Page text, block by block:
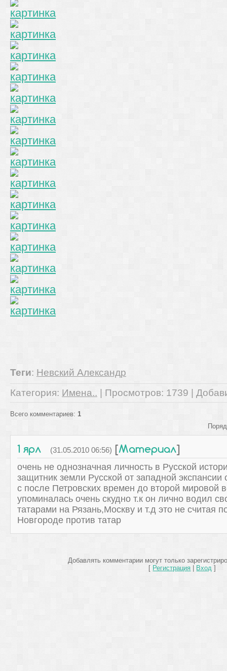
Теги: Невский Александр
Категория: Имена.. Просмотров: 1739 |
Всего комментариев: 1
1 ярл (31.05.2010 06:56) [Материал]
очень не однозначная личность в Русской
защитник земли Русской от западной экспансии
с после Петровских времен до второй мировой
упоминалась очень скудно т.к он лично водил
татарами на Рязань,Москву и т.д это не считая
Новгороде против татар
Добавлять комментарии могут только
[ Регистрация Вход ]